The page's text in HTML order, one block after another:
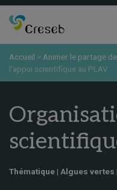
Accueil >Animer le partage
l’appui scientifique au PLAV
Thématique | Algues vertes |